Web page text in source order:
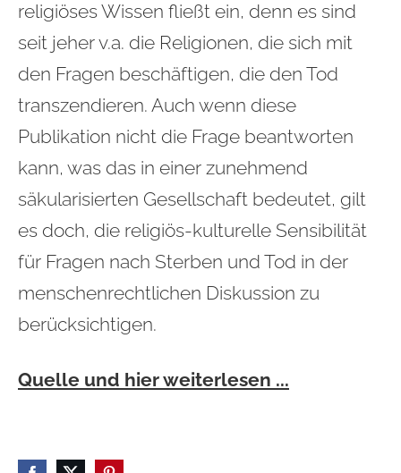
religiöses Wissen fließt ein, denn es sind
seit jeher v.a. die Religionen, die sich mit
den Fragen beschäftigen, die den Tod
transzendieren. Auch wenn diese
Publikation nicht die Frage beantworten
kann, was das in einer zunehmend
säkularisierten Gesellschaft bedeutet, gilt
es doch, die religiös-kulturelle Sensibilität
für Fragen nach Sterben und Tod in der
menschenrechtlichen Diskussion zu
berücksichtigen.
Quelle und hier weiterlesen ...